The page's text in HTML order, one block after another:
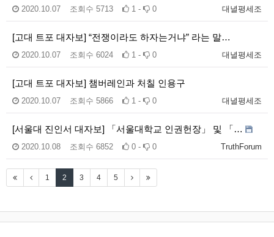
대녈평세조
2020.10.07 조회수 5713 1 - 0
[고대 트포 대자보] “전쟁이라도 하자는거냐” 라는 말…
대녈평세조
2020.10.07 조회수 6024 1 - 0
[고대 트포 대자보] 챔버레인과 처칠 인용구
대녈평세조
2020.10.07 조회수 5866 1 - 0
[서울대 진인서 대자보] 「서울대학교 인권헌장」 및 「…
TruthForum
2020.10.08 조회수 6852 0 - 0
1 2 3 4 5